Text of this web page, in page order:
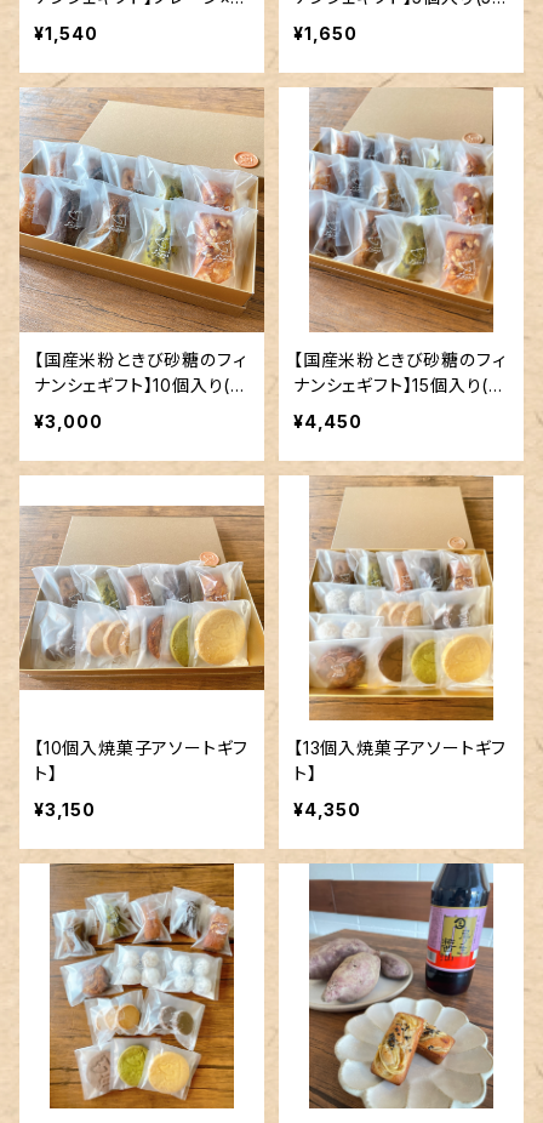
個
¥1,540
種各1個)
¥1,650
【国産米粉ときび砂糖のフィ
ナンシェギフト】10個入り(5
種各2個入)
¥3,000
【国産米粉ときび砂糖のフィ
ナンシェギフト】15個入り(5
種各3個入)
¥4,450
【10個入焼菓子アソートギフ
ト】
¥3,150
【13個入焼菓子アソートギフ
ト】
¥4,350